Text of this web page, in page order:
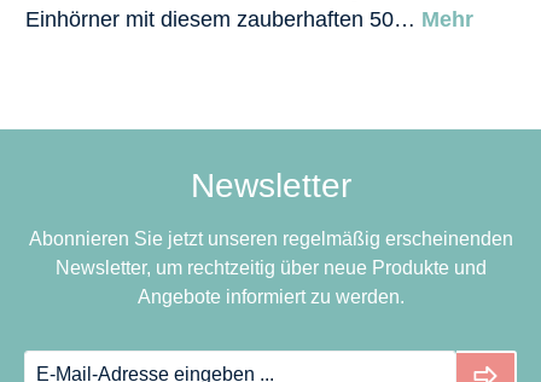
Einhörner mit diesem zauberhaften 50… Mehr
Newsletter
Abonnieren Sie jetzt unseren regelmäßig erscheinenden
Newsletter, um rechtzeitig über neue Produkte und
Angebote informiert zu werden.